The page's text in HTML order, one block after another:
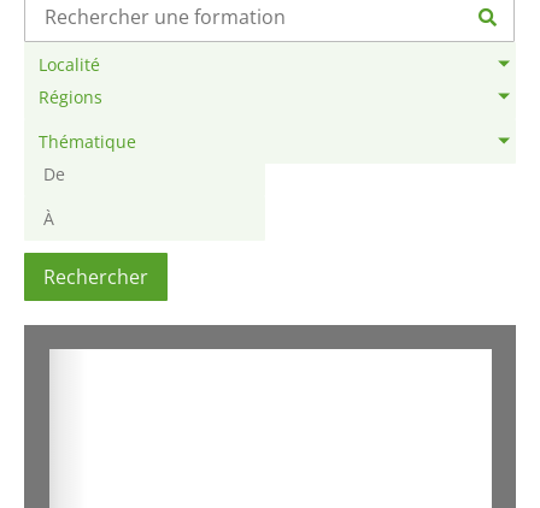
Localité
Régions
Thématique
Rechercher